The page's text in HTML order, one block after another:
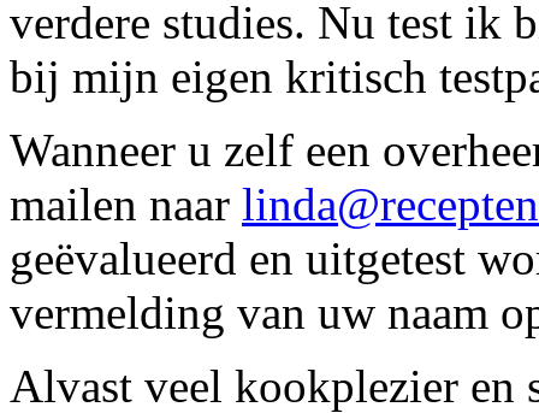
verdere studies. Nu test ik
bij mijn eigen kritisch
Wanneer u zelf een
mailen naar
geëvalueerd en uitgetest
vermelding van uw naam
Alvast veel kookplezier en